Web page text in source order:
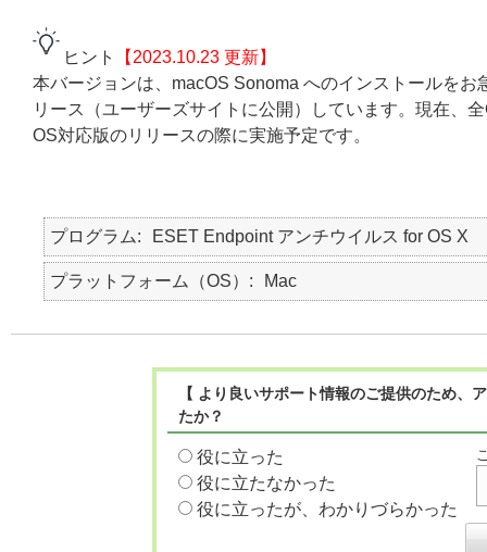
ヒント
【2023.10.23 更新】
本バージョンは、macOS Sonoma へのインストールを
リース（ユーザーズサイトに公開）しています。現在、
OS対応版のリリースの際に実施予定です。
プログラム ESET Endpoint アンチウイルス for OS X
プラットフォーム（OS） Mac
【 より良いサポート情報のご提供のため
たか？
役に立った
役に立たなかった
役に立ったが、わかりづらかった